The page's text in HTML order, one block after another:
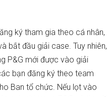
ký tham gia theo cá nhân,
bắt đầu giải case. Tuy nhiên,
P&G mới được vào giải
bạn đăng ký theo team
Ban tổ chức. Nếu lọt vào